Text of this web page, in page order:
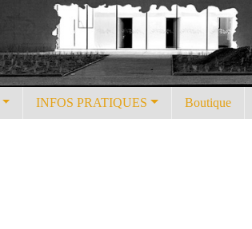
INFOS PRATIQUES Boutique